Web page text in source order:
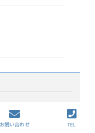
Rights Reserved.
お問い合わせ TEL